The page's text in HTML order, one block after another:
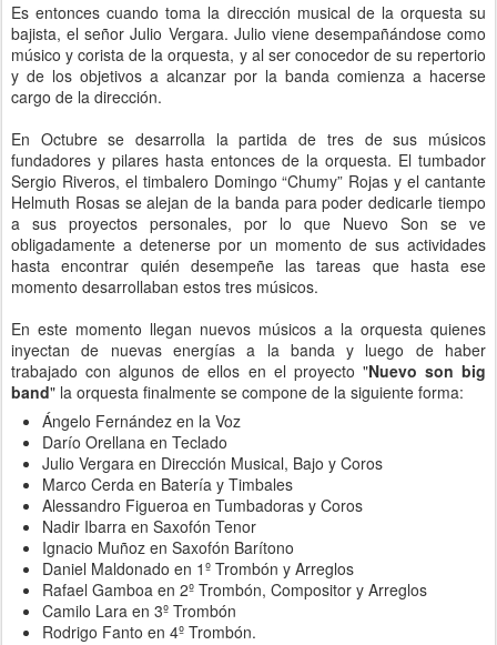
Es entonces cuando toma la dirección musical de la orquesta su
bajista, el señor Julio Vergara. Julio viene desempañándose como
músico y corista de la orquesta, y al ser conocedor de su repertorio
y de los objetivos a alcanzar por la banda comienza a hacerse
cargo de la dirección.
En Octubre se desarrolla la partida de tres de sus músicos
fundadores y pilares hasta entonces de la orquesta. El tumbador
Sergio Riveros, el timbalero Domingo “Chumy” Rojas y el cantante
Helmuth Rosas se alejan de la banda para poder dedicarle tiempo
a sus proyectos personales, por lo que Nuevo Son se ve
obligadamente a detenerse por un momento de sus actividades
hasta encontrar quién desempeñe las tareas que hasta ese
momento desarrollaban estos tres músicos.
En este momento llegan nuevos músicos a la orquesta quienes
inyectan de nuevas energías a la banda y luego de haber
trabajado con algunos de ellos en el proyecto "Nuevo son big
band" la orquesta finalmente se compone de la siguiente forma:
Ángelo Fernández en la Voz
Darío Orellana en Teclado
Julio Vergara en Dirección Musical, Bajo y Coros
Marco Cerda en Batería y Timbales
Alessandro Figueroa en Tumbadoras y Coros
Nadir Ibarra en Saxofón Tenor
Ignacio Muñoz en Saxofón Barítono
Daniel Maldonado en 1º Trombón y Arreglos
Rafael Gamboa en 2º Trombón, Compositor y Arreglos
Camilo Lara en 3º Trombón
Rodrigo Fanto en 4º Trombón.